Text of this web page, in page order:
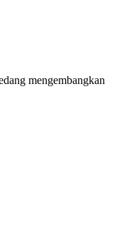
mengembangkan